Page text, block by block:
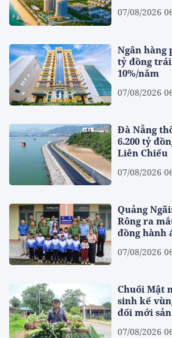
07/08/2026
Ngân hàng
tỷ đồng
10%/năm
07/08/2026
Đà Nẵng
6.200 tỷ
Liên Chiểu
07/08/2026
Quảng
Rông ra
đồng hành
07/08/2026
Chuối Mật
sinh kế
đổi mới
07/08/2026